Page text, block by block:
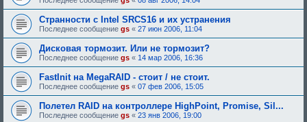
Странности с Intel SRCS16 и их устранения
Последнее сообщение gs « 27 июн 2006, 11:04
Дисковая тормозит. Или не тормозит?
Последнее сообщение gs « 14 мар 2006, 16:36
FastInit на MegaRAID - стоит / не стоит.
Последнее сообщение gs « 07 фев 2006, 15:05
Полетел RAID на контроллере HighPoint, Promise, Sil...
Последнее сообщение gs « 23 янв 2006, 19:00